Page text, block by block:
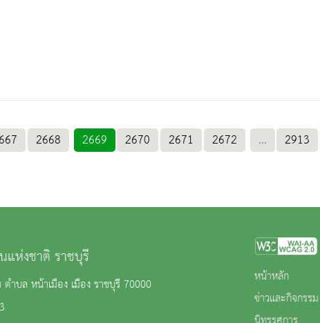
2668 2669 2670 2671 2672 ... 2913
ห่งชาติ ราชบุรี
ำบล หน้าเมือง เมือง ราชบุรี 70000
หน้าหลัก
ข่าวและกิจกรรม